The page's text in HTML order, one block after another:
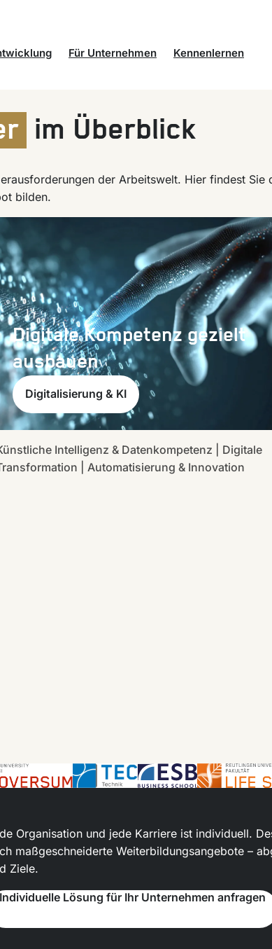
Für Unternehmen
Neue Talente finden
Kennenlernen
Standorte
Partnerunternehmen
im Überblick
der Arbeitswelt. Hier findest
bilden.
Digitale Kompetenz gezielt
ausbauen
Digitalisierung & KI
Intelligenz & Datenkompetenz | Digitale
| Automatisierung & Innovation
Organisation und jede Karriere ist individuell.
maßgeschneiderte Weiterbildungsangebote –
Ziele.
Individuelle Lösung für Ihr Unternehmen anfragen